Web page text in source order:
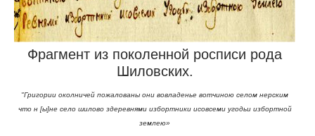
Фрагмент из поколенной росписи рода
Шиловских.
"Григории околничей пожалованы они вовладенье вотчиною селом нерским
что н [ы]не село шилово здеревнями избортники исовсеми угодьи избортной
землею»